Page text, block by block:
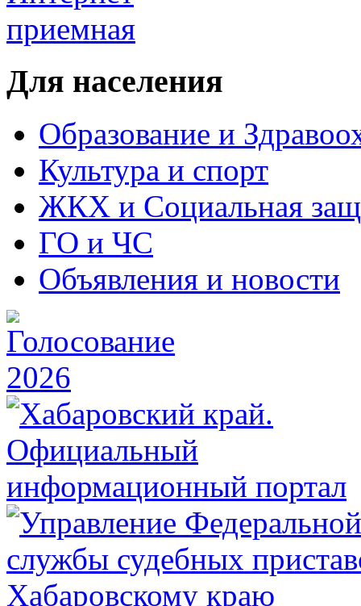
Для населения
Образование и
Культура и спорт
ЖКХ и Социальная
ГО и ЧС
Объявления и новости